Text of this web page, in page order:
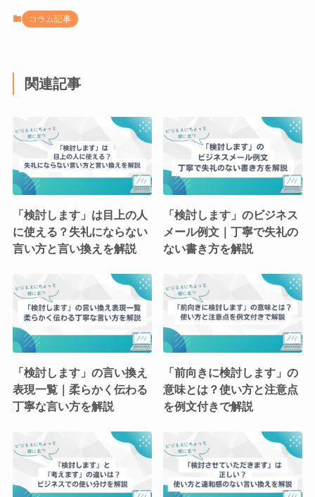
コラム記事
関連記事
「検討します」は目上の人
に使える？失礼にならない
言い方と言い換えを解説
「検討します」のビジネス
メール例文｜丁寧で失礼の
ない書き方を解説
「検討します」の言い換え
表現一覧｜柔らかく伝わる
丁寧な言い方を解説
「前向きに検討します」の
意味とは？使い方と注意点
を例文付きで解説